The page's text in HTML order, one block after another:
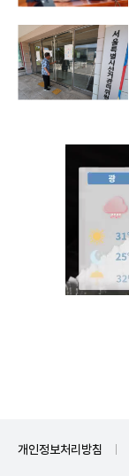
개인정보처리방침